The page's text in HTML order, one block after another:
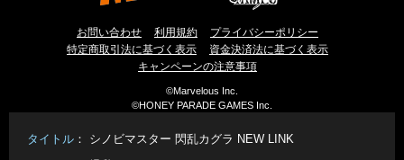
お問い合わせ 利用規約
プライバシーポリシー
特定商取引法に基づく表示
資金決済法に基づく表示
キャンペーンの注意事項
©Marvelous Inc.
©HONEY PARADE GAMES Inc.
タイトル ： シノビマスター 閃乱カグラ NEW LINK